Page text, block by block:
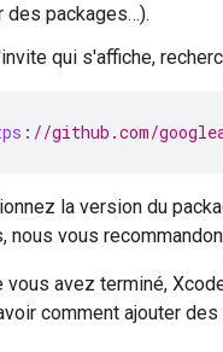
des packages…).
qui s'affiche,
: //github.com/
la version du
nous vous
vous avez terminé,
comment ajouter